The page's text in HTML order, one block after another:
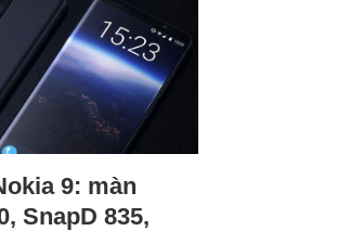
9: màn
SnapD 835,